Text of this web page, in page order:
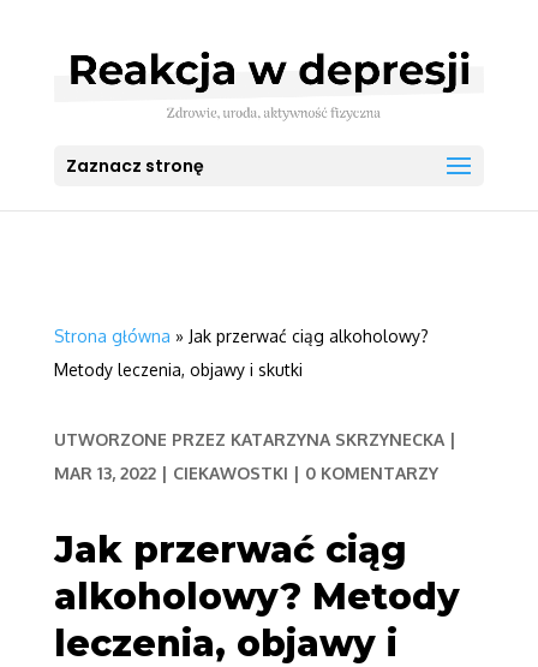
Zaznacz stronę
Strona główna » Jak przerwać ciąg alkoholowy?
Metody leczenia, objawy i skutki
UTWORZONE PRZEZ KATARZYNA SKRZYNECKA|
MAR 13, 2022| CIEKAWOSTKI | 0 KOMENTARZY
Jak przerwać ciąg
alkoholowy? Metody
leczenia, objawy i